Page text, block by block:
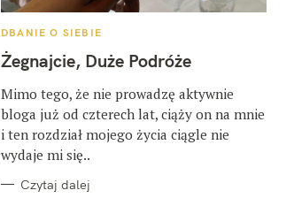
K
T
E
O
R
I
E
DBANIE O SIEBIE
Żegnajcie, Duże Podróże
Mimo tego, że nie prowadzę aktywnie
bloga już od czterech lat, ciąży on na mnie
i ten rozdział mojego życia ciągle nie
wydaje mi się..
Czytaj dalej